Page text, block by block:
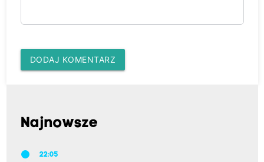
DODAJ KOMENTARZ
Najnowsze
22:05